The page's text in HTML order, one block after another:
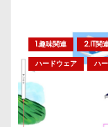
1.趣味関連 2.IT関
ハードウェア
ハ